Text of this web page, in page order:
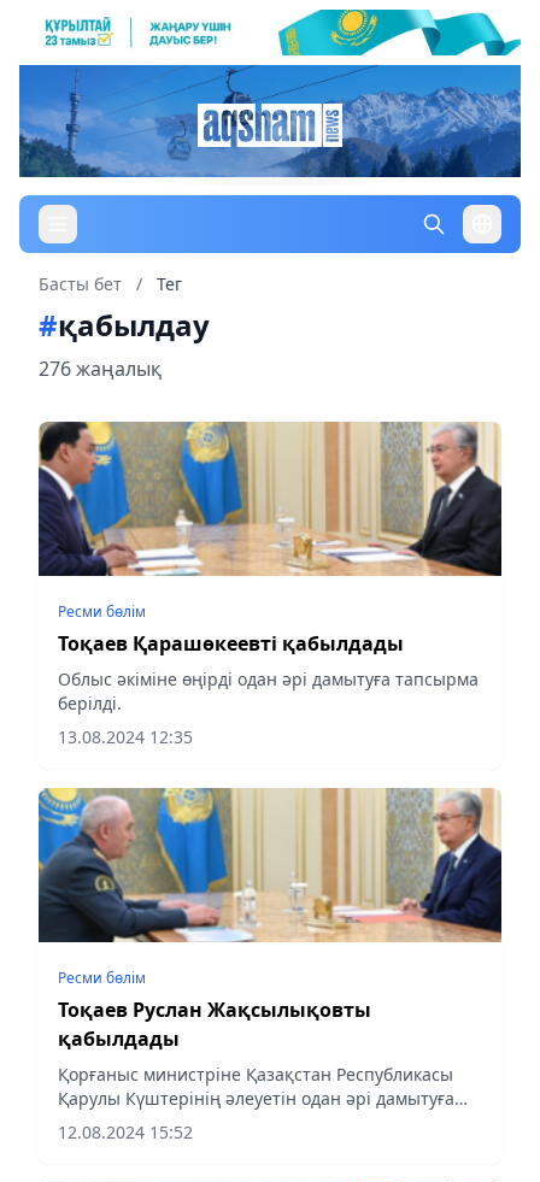
Басты бет / Тег
#қабылдау
276 жаңалық
Ресми бөлім
Тоқаев Қарашөкеевті қабылдады
Облыс әкіміне өңірді одан әрі дамытуға тапсырма
берілді.
13.08.2024 12:35
Ресми бөлім
Тоқаев Руслан Жақсылықовты
қабылдады
Қорғаныс министріне Қазақстан Республикасы
Қарулы Күштерінің әлеуетін одан әрі дамытуға
бағытталған бірқатар тапсырма берілді.
12.08.2024 15:52